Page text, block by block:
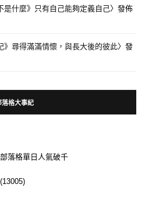
是什麼》只有自己能夠定義自己〉發佈
》尋得滿滿情懷，與長大後的彼此〉發
落格大事紀
落格單日人氣破千